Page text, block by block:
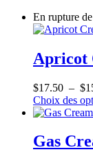
En rupture
Apricot
$17.50 – $
Choix des
Gas